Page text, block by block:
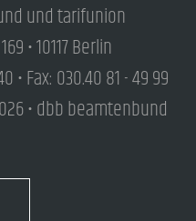
und tarifunion
• 10117 Berlin
• Fax: 030.40 81 - 49 99
• dbb beamtenbund